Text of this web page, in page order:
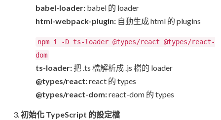
babel-loader: babel 的 loader
html-webpack-plugin: 自動生成 html 的 plugins
npm i -D ts-loader @types/react @types/react-
dom
ts-loader:把 .ts 檔解析成 .js 檔的 loader
@types/react:react 的 types
@types/react-dom:react-dom 的 types
初始化 TypeScript 的設定檔